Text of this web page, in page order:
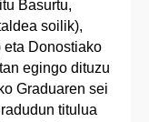
Basurtu,
soilik),
Donostiako
egingo dituzu
Graduaren sei
titulua